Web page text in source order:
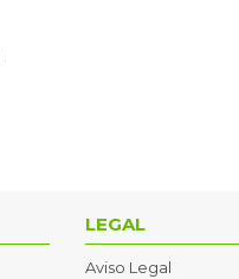
LEGAL
Aviso Legal